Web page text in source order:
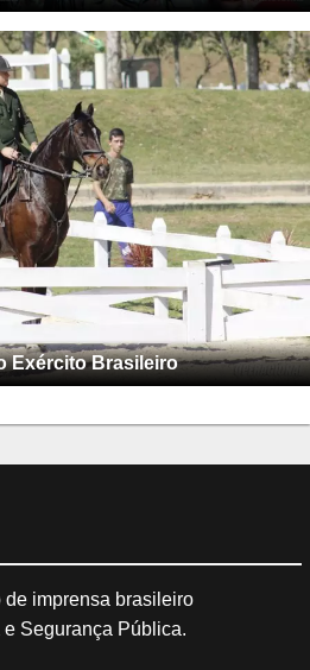
Exército Brasileiro
imprensa brasileiro
Segurança Pública.